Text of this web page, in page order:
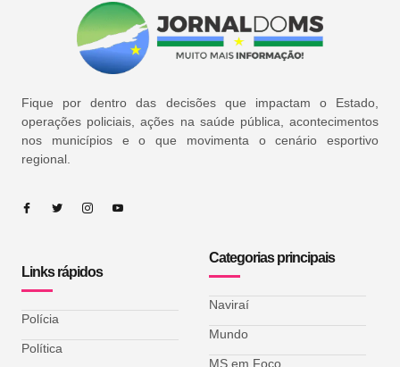
Fique por dentro das decisões que impactam o Estado,
operações policiais, ações na saúde pública, acontecimentos
nos municípios e o que movimenta o cenário esportivo
regional.
Links rápidos
Polícia
Política
Categorias principais
Naviraí
Mundo
MS em Foco